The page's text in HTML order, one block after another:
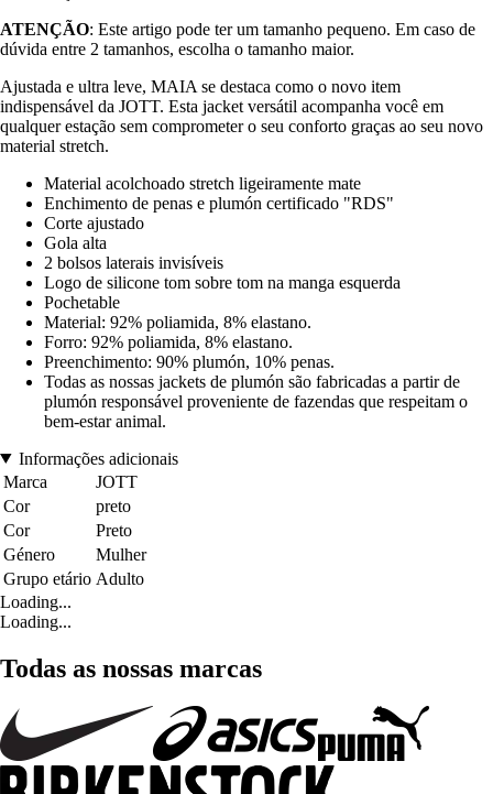
ATENÇÃO: Este artigo pode ter um tamanho pequeno. Em caso de
dúvida entre 2 tamanhos, escolha o tamanho maior.
Ajustada e ultra leve, MAIA se destaca como o novo item
indispensável da JOTT. Esta jacket versátil acompanha você em
qualquer estação sem comprometer o seu conforto graças ao seu novo
material stretch.
Material acolchoado stretch ligeiramente mate
Enchimento de penas e plumón certificado "RDS"
Corte ajustado
Gola alta
2 bolsos laterais invisíveis
Logo de silicone tom sobre tom na manga esquerda
Pochetable
Material: 92% poliamida, 8% elastano.
Forro: 92% poliamida, 8% elastano.
Preenchimento: 90% plumón, 10% penas.
Todas as nossas jackets de plumón são fabricadas a partir de
plumón responsável proveniente de fazendas que respeitam o
bem-estar animal.
Informações adicionais
Marca
JOTT
Cor
preto
Cor
Preto
Género
Mulher
Grupo etário Adulto
Loading...
Loading...
Todas as nossas marcas